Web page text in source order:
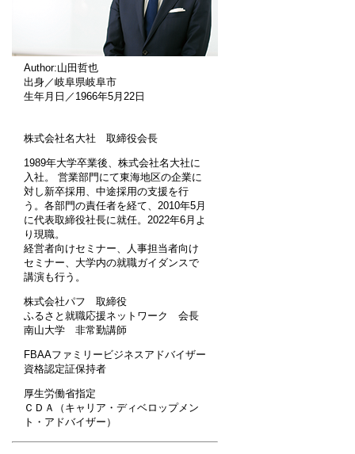
Author:山田哲也
出身／岐阜県岐阜市
生年月日／1966年5月22日
株式会社名大社 取締役会長
1989年大学卒業後、株式会社名大社に
入社。 営業部門にて東海地区の企業に
対し新卒採用、中途採用の支援を行
う。各部門の責任者を経て、2010年5月
に代表取締役社長に就任。2022年6月よ
り現職。
経営者向けセミナー、人事担当者向け
セミナー、大学内の就職ガイダンスで
講演も行う。
株式会社パフ 取締役
ふるさと就職応援ネットワーク 会長
南山大学 非常勤講師
FBAAファミリービジネスアドバイザー
資格認定証保持者
厚生労働省指定
ＣＤＡ（キャリア・ディベロップメン
ト・アドバイザー）